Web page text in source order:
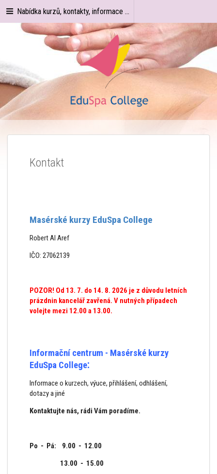
Nabídka kurzů, kontakty, informace ...
Kontakt
Masérské kurzy EduSpa College
Robert Al Aref
IČO: 27062139
POZOR! Od 13. 7. do 14. 8. 2026 je z důvodu letních
prázdnin kancelář zavřená. V nutných případech
volejte mezi 12.00 a 13.00.
Informační centrum - Masérské kurzy
EduSpa College:
Informace o kurzech, výuce, přihlášení, odhlášení,
dotazy a jiné
Kontaktujte nás, rádi Vám poradíme.
Po - Pá: 9.00 - 12.00
13.00 - 15.00